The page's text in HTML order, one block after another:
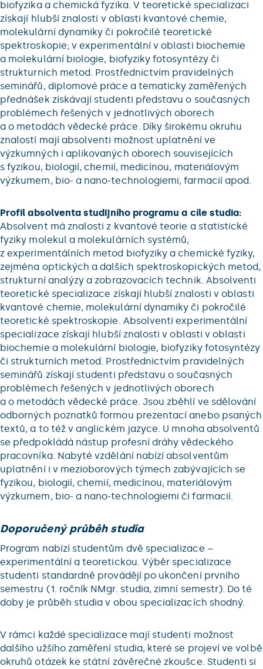
biofyzika a chemická fyzika. V teoretické specializaci
získají hlubší znalosti v oblasti kvantové chemie,
molekulární dynamiky či pokročilé teoretické
spektroskopie; v experimentální v oblasti biochemie
a molekulární biologie, biofyziky fotosyntézy či
strukturních metod. Prostřednictvím pravidelných
seminářů, diplomové práce a tematicky zaměřených
přednášek získávají studenti představu o současných
problémech řešených v jednotlivých oborech
a o metodách vědecké práce. Díky širokému okruhu
znalostí mají absolventi možnost uplatnění ve
výzkumných i aplikovaných oborech souvisejících
s fyzikou, biologií, chemií, medicínou, materiálovým
výzkumem, bio- a nano-technologiemi, farmacií apod.
Profil absolventa studijního programu a cíle studia:
Absolvent má znalosti z kvantové teorie a statistické
fyziky molekul a molekulárních systémů,
z experimentálních metod biofyziky a chemické fyziky,
zejména optických a dalších spektroskopických metod,
strukturní analýzy a zobrazovacích technik. Absolventi
teoretické specializace získají hlubší znalosti v oblasti
kvantové chemie, molekulární dynamiky či pokročilé
teoretické spektroskopie. Absolventi experimentální
specializace získají hlubší znalosti v oblasti v oblasti
biochemie a molekulární biologie, biofyziky fotosyntézy
či strukturních metod. Prostřednictvím pravidelných
seminářů získají studenti představu o současných
problémech řešených v jednotlivých oborech
a o metodách vědecké práce. Jsou zběhlí ve sdělování
odborných poznatků formou prezentací anebo psaných
textů, a to též v anglickém jazyce. U mnoha absolventů
se předpokládá nástup profesní dráhy vědeckého
pracovníka. Nabyté vzdělání nabízí absolventům
uplatnění i v mezioborových týmech zabývajících se
fyzikou, biologií, chemií, medicínou, materiálovým
výzkumem, bio- a nano-technologiemi či farmacií.
Doporučený průběh studia
Program nabízí studentům dvě specializace –
experimentální a teoretickou. Výběr specializace
studenti standardně provádějí po ukončení prvního
semestru (1. ročník NMgr. studia, zimní semestr). Do té
doby je průběh studia v obou specializacích shodný.
V rámci každé specializace mají studenti možnost
dalšího užšího zaměření studia, které se projeví ve volbě
okruhů otázek ke státní závěrečné zkoušce. Studenti si